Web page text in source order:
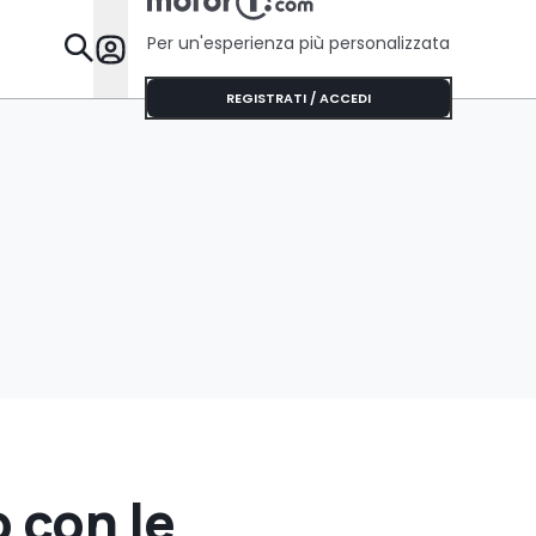
Da Sapere
Per un'esperienza più personalizzata
REGISTRATI / ACCEDI
con le